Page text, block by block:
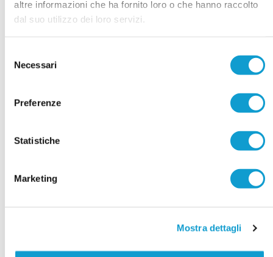
altre informazioni che ha fornito loro o che hanno raccolto
dal suo utilizzo dei loro servizi.
delNecessari
Preferenze
Statistiche
Marketing
Mostra dettagli